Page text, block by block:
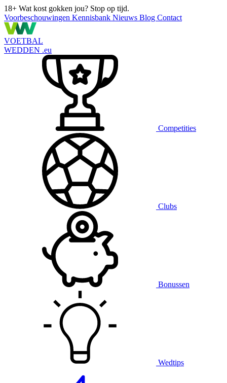
18+ Wat kost gokken jou? Stop op tijd.
Voorbeschouwingen Kennisbank Nieuws Blog Contact
VOETBAL
WEDDEN .eu
Competities
Clubs
Bonussen
Wedtips